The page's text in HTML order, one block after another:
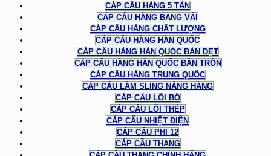
CÁP CẨU HÀNG 5 TẤN
CÁP CẨU HÀNG BẰNG VẢI
CÁP CẨU HÀNG CHẤT LƯỢNG
CÁP CẨU HÀNG HÀN QUỐC
CÁP CẨU HÀNG HÀN QUỐC BẢN DẸT
CÁP CẨU HÀNG HÀN QUỐC BẢN TRÒN
CÁP CẨU HÀNG TRUNG QUỐC
CÁP CẨU LÀM SLING NÂNG HÀNG
CÁP CẨU LÕI BỐ
CÁP CẨU LÕI THÉP
CÁP CẨU NHIỆT ĐIỆN
CÁP CẨU PHI 12
CÁP CẦU THANG